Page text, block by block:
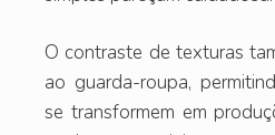
O contraste de texturas
ao guarda-roupa,
se transformem em